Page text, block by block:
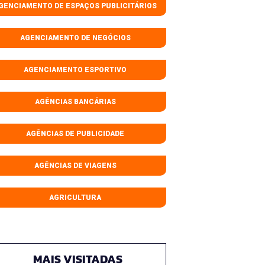
DE ESPAÇOS PUBLICITÁRIOS
AGENCIAMENTO DE NEGÓCIOS
AGENCIAMENTO ESPORTIVO
AGÊNCIAS BANCÁRIAS
AGÊNCIAS DE PUBLICIDADE
AGÊNCIAS DE VIAGENS
AGRICULTURA
MAIS VISITADAS